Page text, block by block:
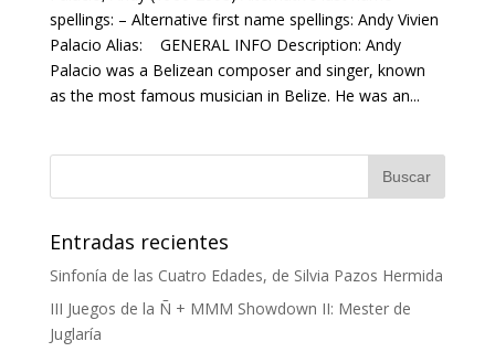
spellings: – Alternative first name spellings: Andy Vivien
Palacio Alias: GENERAL INFO Description: Andy
Palacio was a Belizean composer and singer, known
as the most famous musician in Belize. He was an...
Entradas recientes
Sinfonía de las Cuatro Edades, de Silvia Pazos Hermida
III Juegos de la Ñ + MMM Showdown II: Mester de
Juglaría